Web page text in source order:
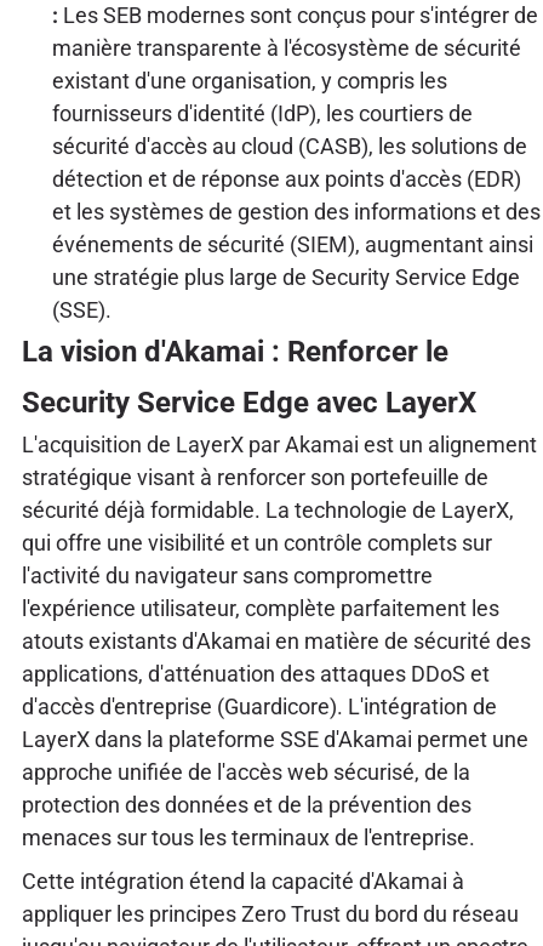
: Les SEB modernes sont conçus pour s'intégrer de
manière transparente à l'écosystème de sécurité
existant d'une organisation, y compris les
fournisseurs d'identité (IdP), les courtiers de
sécurité d'accès au cloud (CASB), les solutions de
détection et de réponse aux points d'accès (EDR)
et les systèmes de gestion des informations et des
événements de sécurité (SIEM), augmentant ainsi
une stratégie plus large de Security Service Edge
(SSE).
La vision d'Akamai : Renforcer le
Security Service Edge avec LayerX
L'acquisition de LayerX par Akamai est un alignement
stratégique visant à renforcer son portefeuille de
sécurité déjà formidable. La technologie de LayerX,
qui offre une visibilité et un contrôle complets sur
l'activité du navigateur sans compromettre
l'expérience utilisateur, complète parfaitement les
atouts existants d'Akamai en matière de sécurité des
applications, d'atténuation des attaques DDoS et
d'accès d'entreprise (Guardicore). L'intégration de
LayerX dans la plateforme SSE d'Akamai permet une
approche unifiée de l'accès web sécurisé, de la
protection des données et de la prévention des
menaces sur tous les terminaux de l'entreprise.
Cette intégration étend la capacité d'Akamai à
appliquer les principes Zero Trust du bord du réseau